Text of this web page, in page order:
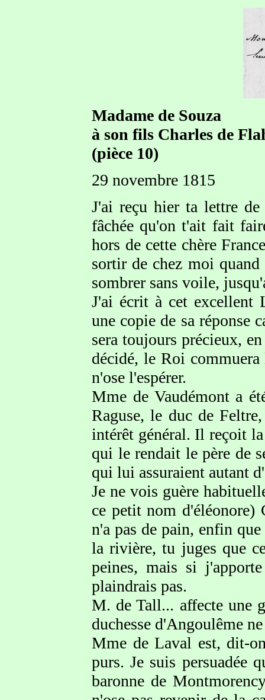
Madame de Souza
à son fils Charles de
(pièce 10)
29 novembre 1815
J'ai reçu hier ta lettre
fâchée qu'on t'ait fait
hors de cette chère
sortir de chez moi
sombrer sans voile,
J'ai écrit à cet excellent
une copie de sa réponse
sera toujours précieux,
décidé, le Roi
n'ose l'espérer.
Mme de Vaudémont a
Raguse, le duc de
intérêt général. Il reçoit
qui le rendait le père de
qui lui assuraient autant
Je ne vois guère
ce petit nom d'éléonore)
n'a pas de pain, enfin
la rivière, tu juges que
peines, mais si
plaindrais pas.
M. de Tall... affecte une
duchesse d'Angoulême
Mme de Laval est, dit-
purs. Je suis persuadée
baronne de